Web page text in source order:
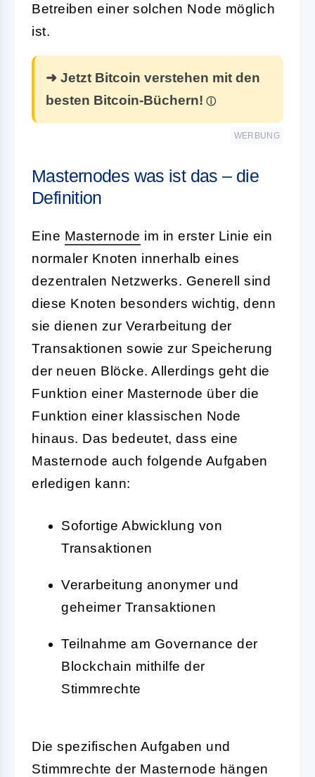
Betreiben einer solchen Node möglich
ist.
➜ Jetzt Bitcoin verstehen mit den
besten Bitcoin-Büchern!
WERBUNG
Masternodes was ist das – die
Definition
Eine Masternode im in erster Linie ein
normaler Knoten innerhalb eines
dezentralen Netzwerks. Generell sind
diese Knoten besonders wichtig, denn
sie dienen zur Verarbeitung der
Transaktionen sowie zur Speicherung
der neuen Blöcke. Allerdings geht die
Funktion einer Masternode über die
Funktion einer klassischen Node
hinaus. Das bedeutet, dass eine
Masternode auch folgende Aufgaben
erledigen kann:
Sofortige Abwicklung von
Transaktionen
Verarbeitung anonymer und
geheimer Transaktionen
Teilnahme am Governance der
Blockchain mithilfe der
Stimmrechte
Die spezifischen Aufgaben und
Stimmrechte der Masternode hängen